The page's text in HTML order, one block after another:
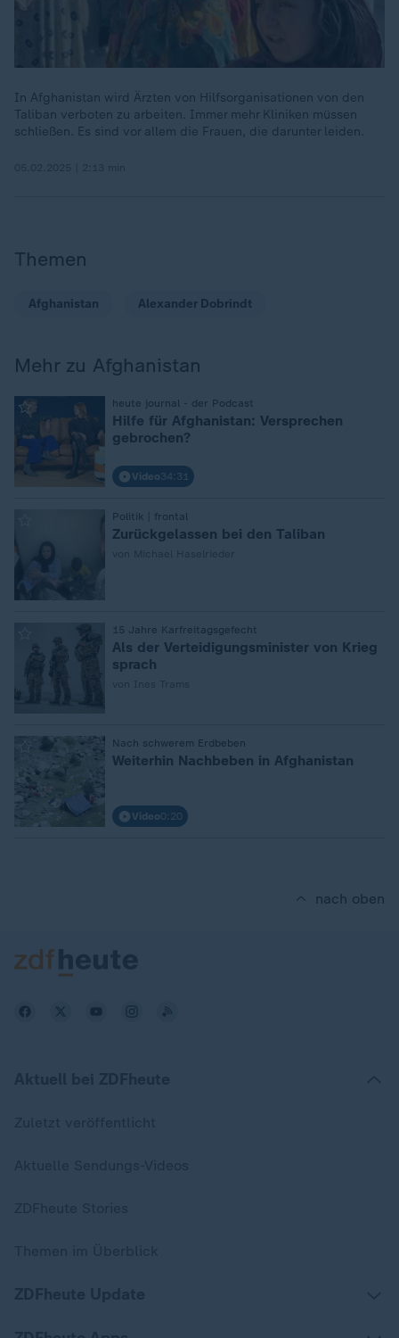
In Afghanistan wird Ärzten von Hilfsorganisationen von den
Taliban verboten zu arbeiten. Immer mehr Kliniken müssen
schließen. Es sind vor allem die Frauen, die darunter leiden.
Themen
Afghanistan Alexander Dobrindt
Mehr zu Afghanistan
heute journal - der Podcast
Hilfe für Afghanistan: Versprechen
gebrochen?
Video34:31
Politik | frontal
Zurückgelassen bei den Taliban
15 Jahre Karfreitagsgefecht
Als der Verteidigungsminister von Krieg
sprach
Nach schwerem Erdbeben
Weiterhin Nachbeben in Afghanistan
Video0:20
nach oben